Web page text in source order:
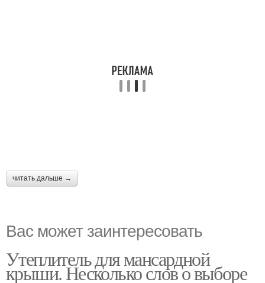
читать дальше →
Вас может заинтересовать
Утеплитель для мансардной
крыши. Несколько слов о выборе